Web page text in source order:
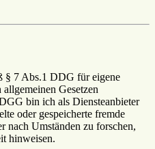
§ 7 Abs.1 DDG für eigene
Gesetzen
bin ich als Diensteanbieter
oder gespeicherte fremde
nach Umständen zu forschen,
hinweisen.